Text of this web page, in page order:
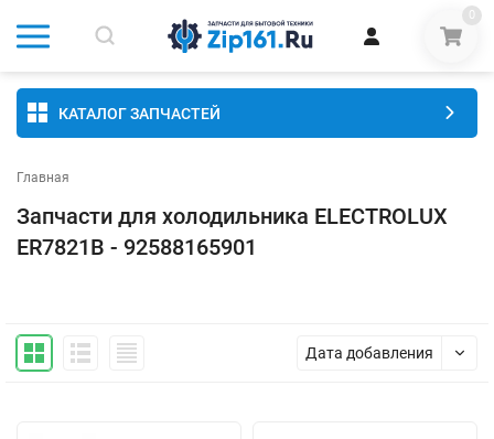
0
КАТАЛОГ ЗАПЧАСТЕЙ
Главная
Запчасти для холодильника ELECTROLUX
ER7821B - 92588165901
Дата добавления